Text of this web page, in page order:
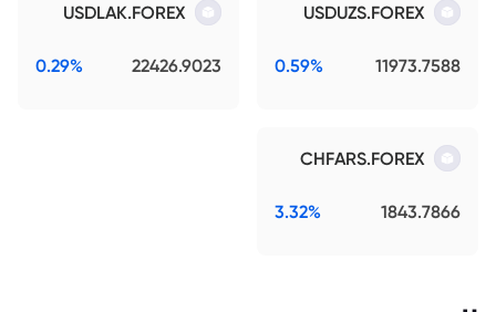
USDUZS.FOREX
11973.7588
0.59%
USDLAK.FOREX
22426.9023
0.29%
CHFARS.FOREX
1843.7866
3.32%